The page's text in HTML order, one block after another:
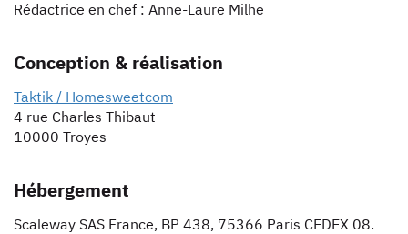
Rédactrice en chef : Anne-Laure Milhe
Conception & réalisation
Taktik / Homesweetcom
4 rue Charles Thibaut
10000 Troyes
Hébergement
Scaleway SAS France, BP 438, 75366 Paris CEDEX 08.